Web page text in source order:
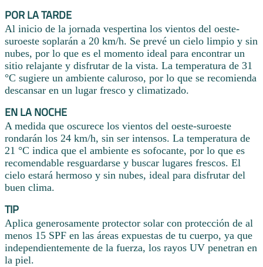
POR LA TARDE
Al inicio de la jornada vespertina los vientos del oeste-
suroeste soplarán a 20 km/h. Se prevé un cielo limpio y sin
nubes, por lo que es el momento ideal para encontrar un
sitio relajante y disfrutar de la vista. La temperatura de 31
°C sugiere un ambiente caluroso, por lo que se recomienda
descansar en un lugar fresco y climatizado.
EN LA NOCHE
A medida que oscurece los vientos del oeste-suroeste
rondarán los 24 km/h, sin ser intensos. La temperatura de
21 °C indica que el ambiente es sofocante, por lo que es
recomendable resguardarse y buscar lugares frescos. El
cielo estará hermoso y sin nubes, ideal para disfrutar del
buen clima.
TIP
Aplica generosamente protector solar con protección de al
menos 15 SPF en las áreas expuestas de tu cuerpo, ya que
independientemente de la fuerza, los rayos UV penetran en
la piel.